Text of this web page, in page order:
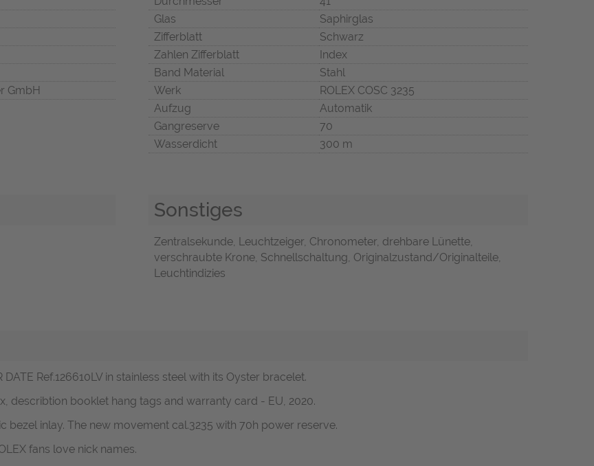
GmbH
Glas
Saphirglas
Zifferblatt
Schwarz
Zahlen Zifferblatt
Index
Band Material
Stahl
Werk
ROLEX COSC 3235
Aufzug
Automatik
Gangreserve
70
Wasserdicht
300 m
Sonstiges
Zentralsekunde, Leuchtzeiger, Chronometer, drehbare Lünette,
verschraubte Krone, Schnellschaltung, Originalzustand/Originalteile,
Leuchtindizies
Ref.126610LV in stainless steel with its Oyster bracelet.
describtion booklet hang tags and warranty card - EU, 2020.
inlay. The new movement cal.3235 with 70h power reserve.
fans love nick names.